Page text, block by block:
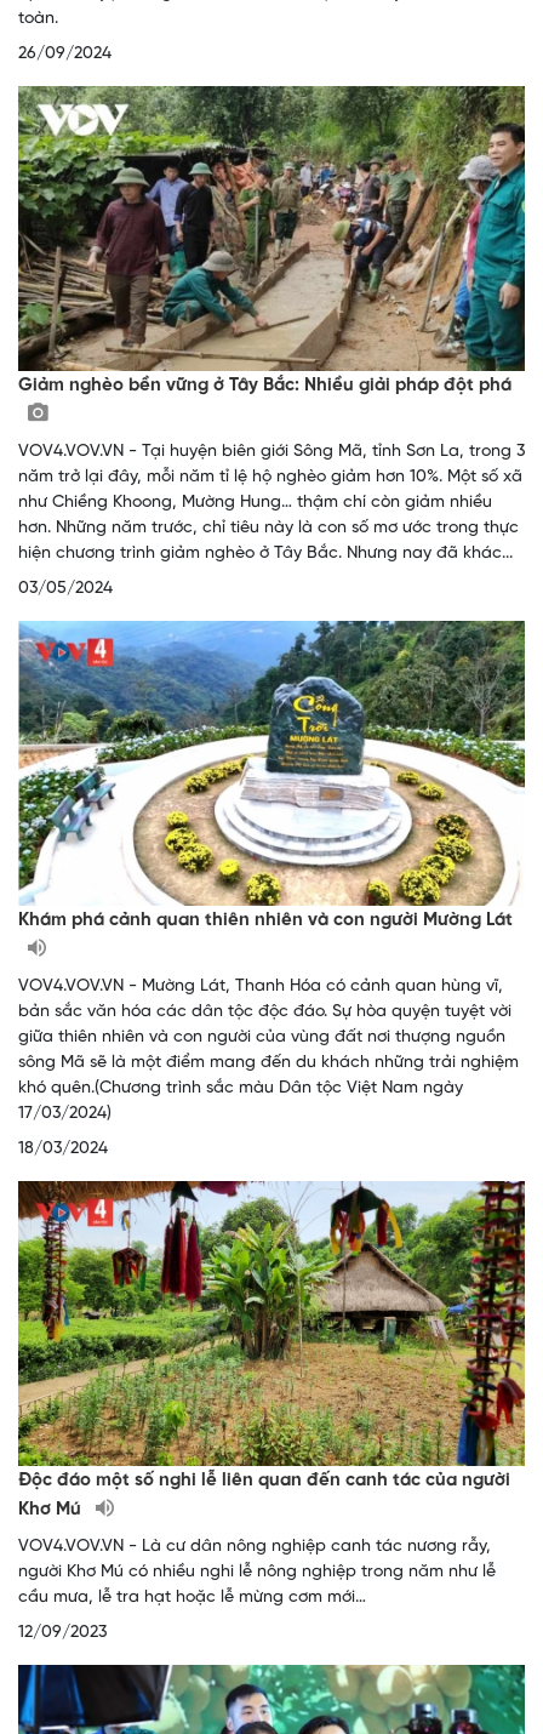
toàn.
26/09/2024
Giảm nghèo bền vững ở Tây Bắc: Nhiều giải pháp đột phá
VOV4.VOV.VN - Tại huyện biên giới Sông Mã, tỉnh Sơn La, trong 3
năm trở lại đây, mỗi năm tỉ lệ hộ nghèo giảm hơn 10%. Một số xã
như Chiềng Khoong, Mường Hung… thậm chí còn giảm nhiều
hơn. Những năm trước, chỉ tiêu này là con số mơ ước trong thực
hiện chương trình giảm nghèo ở Tây Bắc. Nhưng nay đã khác...
03/05/2024
Khám phá cảnh quan thiên nhiên và con người Mường Lát
VOV4.VOV.VN - Mường Lát, Thanh Hóa có cảnh quan hùng vĩ,
bản sắc văn hóa các dân tộc độc đáo. Sự hòa quyện tuyệt vời
giữa thiên nhiên và con người của vùng đất nơi thượng nguồn
sông Mã sẽ là một điểm mang đến du khách những trải nghiệm
khó quên.(Chương trình sắc màu Dân tộc Việt Nam ngày
17/03/2024)
18/03/2024
Độc đáo một số nghi lễ liên quan đến canh tác của người
Khơ Mú
VOV4.VOV.VN - Là cư dân nông nghiệp canh tác nương rẫy,
người Khơ Mú có nhiều nghi lễ nông nghiệp trong năm như lễ
cầu mưa, lễ tra hạt hoặc lễ mừng cơm mới…
12/09/2023